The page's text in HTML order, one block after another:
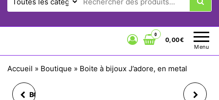
Menu
0
0,00€
Accueil » Boutique » Boite à bijoux J’adore, en metal
BOITE À BIJOUX FLEUR